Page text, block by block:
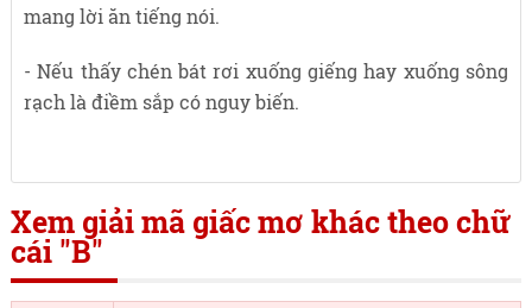
mang lời ăn tiếng nói.
- Nếu thấy chén bát rơi xuống giếng hay xuống sông
rạch là điềm sắp có nguy biến.
Xem giải mã giấc mơ khác theo chữ
cái "B"